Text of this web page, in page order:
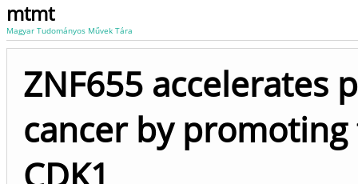
mtmt
Magyar Tudományos Művek Tára
ZNF655 accelerates
cancer by
CDK1